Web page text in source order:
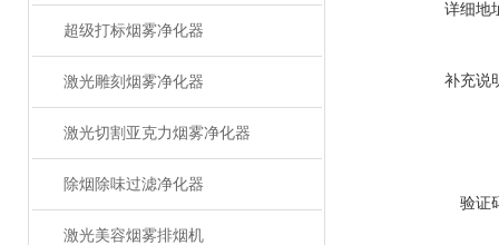
超级打标烟雾净化器
激光雕刻烟雾净化器
激光切割亚克力烟雾净化器
除烟除味过滤净化器
激光美容烟雾排烟机
详细地
补充说
验证